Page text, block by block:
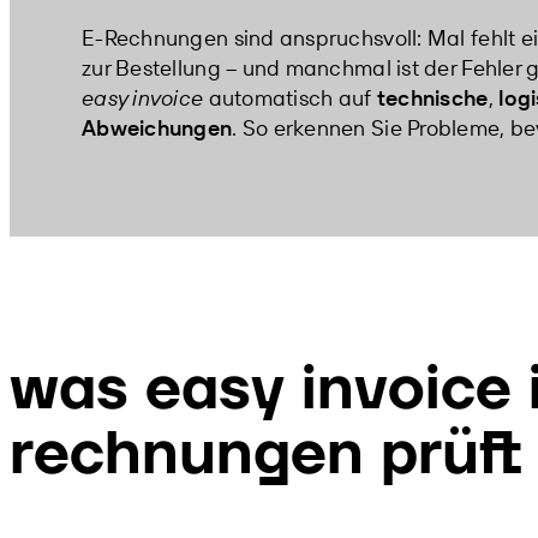
E-Rechnungen sind anspruchsvoll: Mal fehlt
zur Bestellung – und manchmal ist der
easy invoice automatisch auf technische,
Abweichungen. So erkennen Sie Probleme,
was easy invoice
rechnungen prüft